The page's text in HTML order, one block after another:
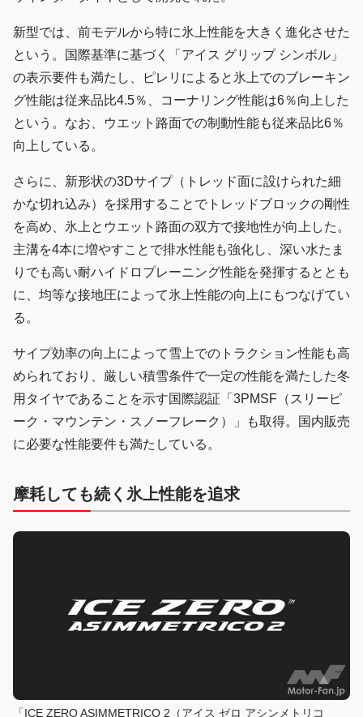
新型では、前モデルから特に氷上性能を大きく進化させた
という。国際基準に基づく「アイス グリップ シンボル」
の表示要件も満たし、ピレリによると氷上でのブレーキン
グ性能は従来品比4.5％、コーナリング性能は6％向上した
という。なお、ウエット路面での制動性能も従来品比6％
向上している。
さらに、新形状の3Dサイプ（トレッド面に設けられた細
かな切れ込み）を採用することでトレッドブロックの剛性
を高め、氷上とウエット路面の双方で接地性が向上した。
主溝を4本に増やすことで排水性能も強化し、深い水たま
りでも高い耐ハイドロプレーニング性能を発揮するととも
に、均等な接地圧によって氷上性能の向上にもつなげてい
る。
サイプ効率の向上によって雪上でのトラクション性能も高
められており、厳しい積雪条件で一定の性能を満たした冬
用タイヤであることを示す国際認証「3PMSF（スリーピ
ーク・マウンテン・スノーフレーク）」も取得。国内販売
に必要な性能要件も満たしている。
摩耗しても続く氷上性能を追求
「ICE ZERO ASIMMETRICO 2（アイス ゼロ アシンメトリコ